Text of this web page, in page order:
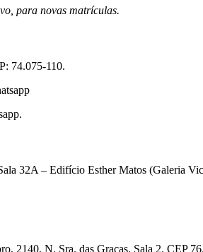
para novas matrículas.
74.075-110.
32A – Edifício Esther Matos (Galeria
2140, N. Sra. das Graças, Sala 2. CEP